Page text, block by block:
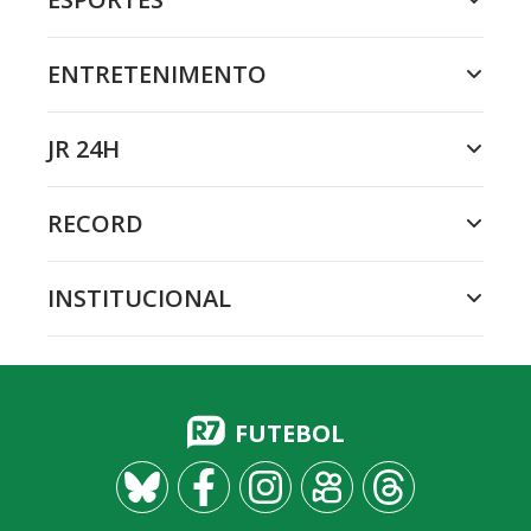
ENTRETENIMENTO
JR 24H
RECORD
INSTITUCIONAL
FUTEBOL